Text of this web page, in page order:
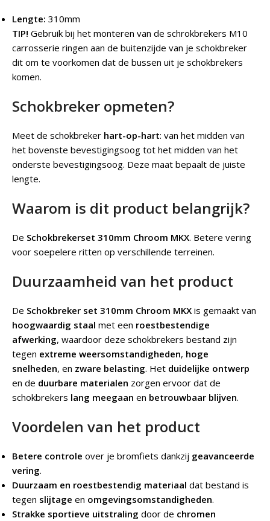
Lengte: 310mm
TIP! Gebruik bij het monteren van de schrokbrekers M10
carrosserie ringen aan de buitenzijde van je schokbreker
dit om te voorkomen dat de bussen uit je schokbrekers
komen.
Schokbreker opmeten?
Meet de schokbreker hart-op-hart: van het midden van
het bovenste bevestigingsoog tot het midden van het
onderste bevestigingsoog. Deze maat bepaalt de juiste
lengte.
Waarom is dit product belangrijk?
De Schokbrekerset 310mm Chroom MKX. Betere vering
voor soepelere ritten op verschillende terreinen.
Duurzaamheid van het product
De Schokbreker set 310mm Chroom MKX is gemaakt van
hoogwaardig staal met een roestbestendige
afwerking, waardoor deze schokbrekers bestand zijn
tegen extreme weersomstandigheden, hoge
snelheden, en zware belasting. Het duidelijke ontwerp
en de duurbare materialen zorgen ervoor dat de
schokbrekers lang meegaan en betrouwbaar blijven.
Voordelen van het product
Betere controle over je bromfiets dankzij geavanceerde
vering.
Duurzaam en roestbestendig materiaal dat bestand is
tegen slijtage en omgevingsomstandigheden.
Strakke sportieve uitstraling door de chromen